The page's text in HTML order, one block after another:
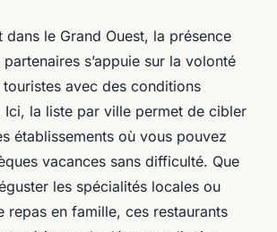
dans le Grand Ouest, la présence
s’appuie sur la volonté
touristes avec des conditions
Ici, la liste par ville permet de cibler
établissements où vous pouvez
vacances sans difficulté. Que
les spécialités locales ou
repas en famille, ces restaurants